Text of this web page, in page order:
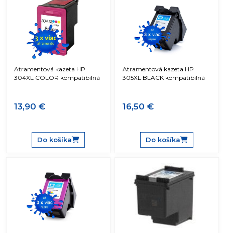
Atramentová kazeta HP
304XL COLOR kompatibilná
13,90 €
Do košíka
Atramentová kazeta HP
305XL BLACK kompatibilná
16,50 €
Do košíka